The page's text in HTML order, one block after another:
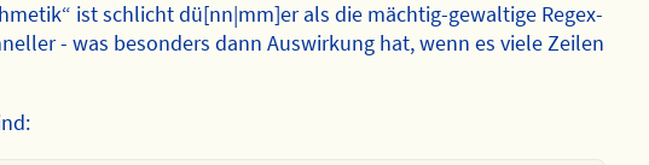
ist schlicht dü[nn|mm]er als die mächtig-gewaltige Regex-
- was besonders dann Auswirkung hat, wenn es viele Zeilen